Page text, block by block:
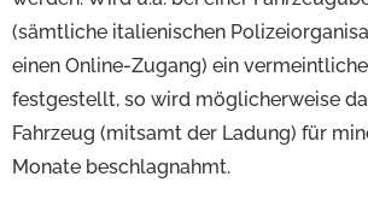
(sämtliche italienischen
einen Online-Zugang) ein
festgestellt, so wird möglicherweise
Fahrzeug (mitsamt der Ladung) für
Monate beschlagnahmt.